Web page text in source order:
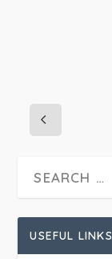
USEFUL LINKS